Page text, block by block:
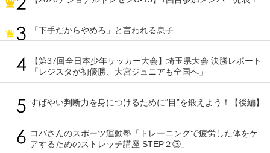
「下手だからやめろ」と言われる息子
【第37回全日本少年サッカー大会】埼玉県大会 決勝レポート
「レジスタが初優勝、大宮ジュニアも全国へ」
すばやい判断力を身につけるために“目”を鍛えよう！【後編】
コバさんのスポーツ運動塾「トレーニングで疲労した体をケ
アするためのストレッチ講座 STEP２③」